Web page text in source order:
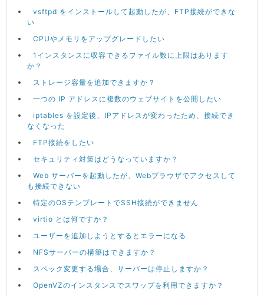
vsftpd をインストールして起動したが、FTP接続ができな
い
CPUやメモリをアップグレードしたい
1インスタンスに収容できるファイル数に上限はあります
か？
ストレージ容量を追加できますか？
一つの IP アドレスに複数のウェブサイトを公開したい
iptables を設定後、IPアドレスが変わったため、接続でき
なくなった
FTP接続をしたい
セキュリティ対策はどうなっていますか？
Web サーバーを起動したが、Webブラウザでアクセスして
も接続できない
特定のOSテンプレートでSSH接続ができません
virtio とは何ですか？
ユーザーを追加しようとするとエラーになる
NFSサーバーの構築はできますか？
スペック変更する場合、サーバーは停止しますか？
OpenVZのインスタンスでスワップを利用できますか？